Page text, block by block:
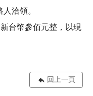
人洽領。
台幣參佰元整，以現
回上一頁